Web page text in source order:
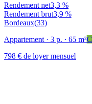
Rendement net3,3 %
Rendement brut3,9 %
Bordeaux(33)
Appartement · 3 p. · 65 m²C
798 € de loyer mensuel